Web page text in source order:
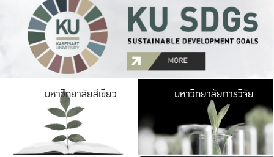
มหาวิทยาลัยสีเขียว มหาวิ
มีพื้นที่เขียวสดใส
เป็นป่าในเมือง เกษต
มหาวิทยาลัยการวิจัย